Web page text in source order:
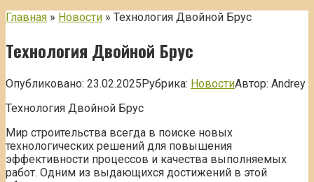
Главная » Новости » Технология Двойной Брус
Технология Двойной Брус
Опубликовано: 23.02.2025Рубрика: НовостиАвтор: Andrey
Технология Двойной Брус
Мир строительства всегда в поиске новых
технологических решений для повышения
эффективности процессов и качества выполняемых
работ. Одним из выдающихся достижений в этой